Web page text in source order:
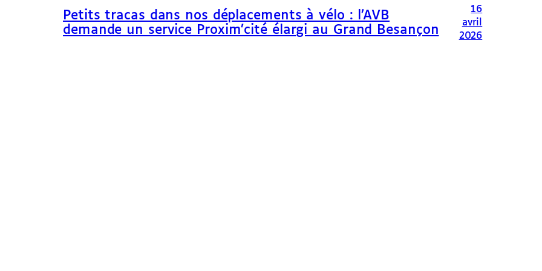
Petits tracas dans nos déplacements à vélo : l’AVB
demande un service Proxim’cité élargi au Grand Besançon
16
avril
2026